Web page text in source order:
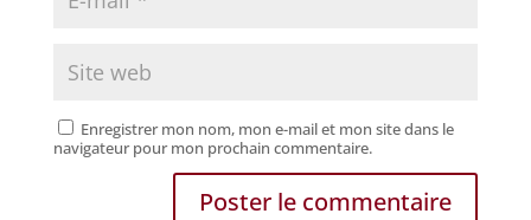
Enregistrer mon nom, mon e-mail et mon site dans le
navigateur pour mon prochain commentaire.